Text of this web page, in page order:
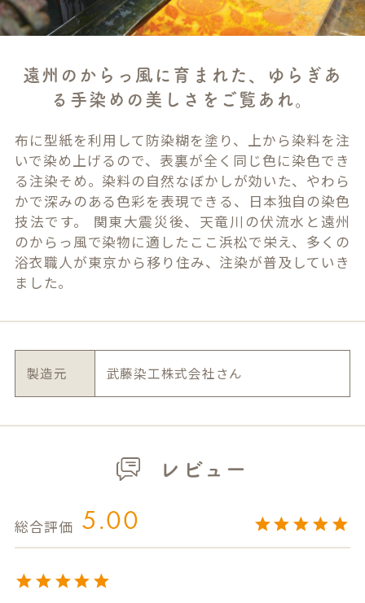
遠州のからっ風に育まれた、ゆらぎあ
る手染めの美しさをご覧あれ。
布に型紙を利用して防染糊を塗り、上から染料を注
いで染め上げるので、表裏が全く同じ色に染色でき
る注染そめ。染料の自然なぼかしが効いた、やわら
かで深みのある色彩を表現できる、日本独自の染色
技法です。 関東大震災後、天竜川の伏流水と遠州
のからっ風で染物に適したここ浜松で栄え、多くの
浴衣職人が東京から移り住み、注染が普及していき
ました。
製造元 武藤染工株式会社さん
レビュー
5.00